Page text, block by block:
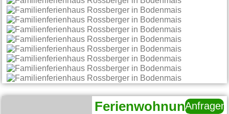
FerienwohnungAnfragen